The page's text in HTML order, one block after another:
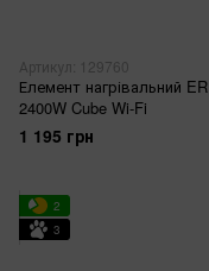
Артикул: 129760
Елемент нагрівальний ER
2400W Cube Wi-Fi
1 195 грн
2
3